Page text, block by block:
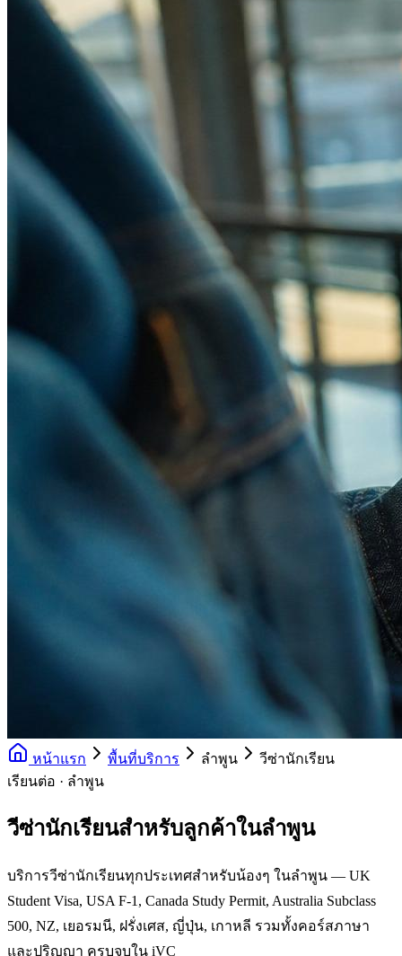
หน้าแรก พื้นที่บริการ ลำพูน
วีซ่านักเรียน
เรียนต่อ · ลำพูน
วีซ่านักเรียนสำหรับลูกค้าในลำพูน
บริการวีซ่านักเรียนทุกประเทศสำหรับน้องๆ ในลำพูน — UK
Student Visa, USA F-1, Canada Study Permit, Australia Subclass
500, NZ, เยอรมนี, ฝรั่งเศส, ญี่ปุ่น, เกาหลี รวมทั้งคอร์สภาษา
และปริญญา ครบจบใน iVC